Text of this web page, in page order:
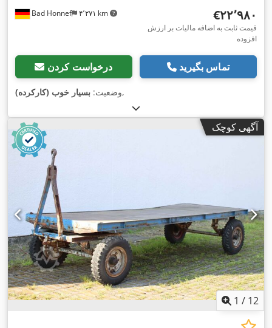
Bad Honnef ۴٬۲۷۱ km ‎€۲۲٬۹۸۰
قیمت ثابت به اضافه مالیات بر ارزش
افزوده
درخواست کردن تماس بگیرید
وضعیت: بسیار خوب (کارکرده) ,
آگهی کوچک
1 / 12